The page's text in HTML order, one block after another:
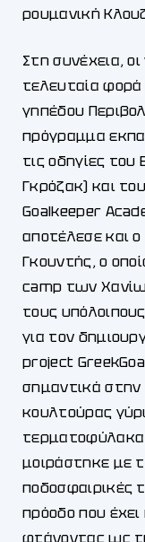
ρουμανική
Στη συνέχεια,
τελευταία
γηπέδου
πρόγραμμα
τις οδηγίες
Γκρόζακ) και
Goalkeeper
αποτέλεσε και
Γκουντής, ο
camp των
τους
για τον
project
σημαντικά στην
κουλτούρας
μοιράστηκε με
ποδοσφαιρικές
πρόοδο που έχει
φτάνοντας ως